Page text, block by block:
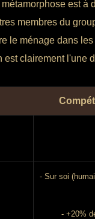
métamorphose est à
membres du
le ménage dans
est clairement l'une
- Sur soi
- +20%